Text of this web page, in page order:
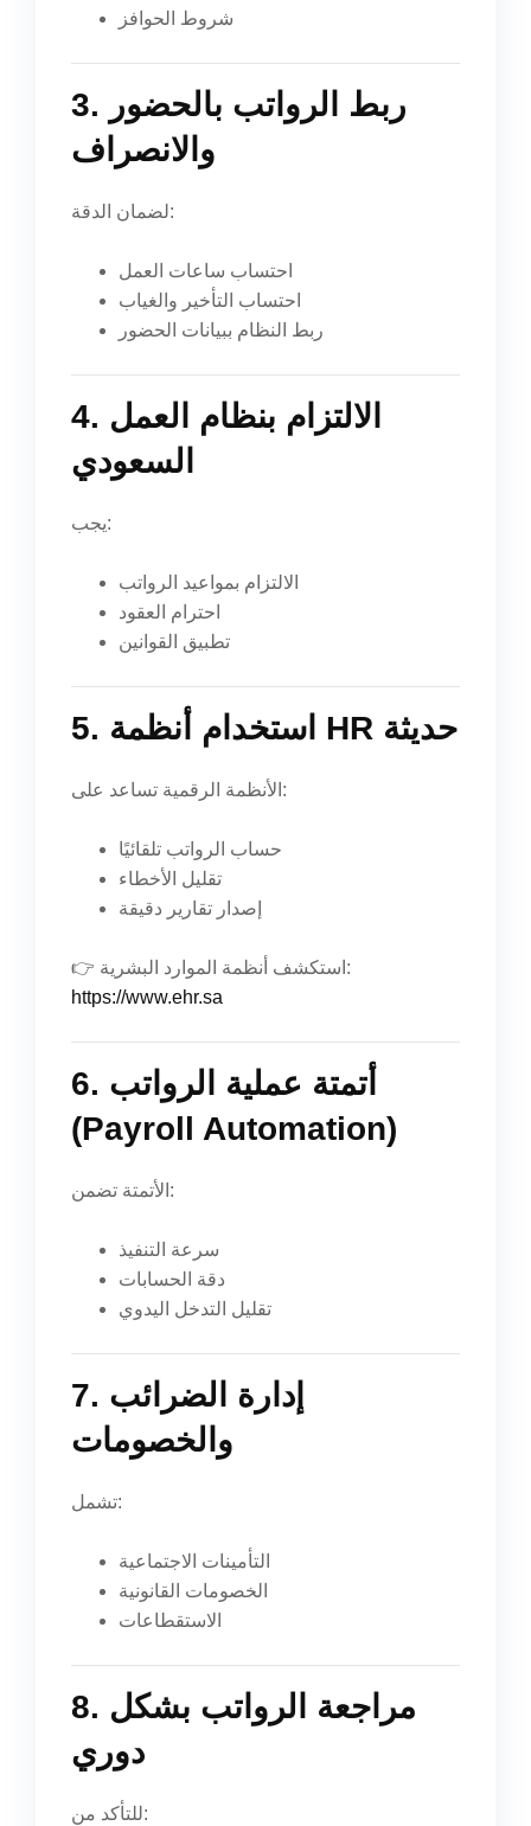
شروط الحوافز
3. ربط الرواتب بالحضور
والانصراف
لضمان الدقة:
احتساب ساعات العمل
احتساب التأخير والغياب
ربط النظام ببيانات الحضور
4. الالتزام بنظام العمل
السعودي
يجب:
الالتزام بمواعيد الرواتب
احترام العقود
تطبيق القوانين
5. استخدام أنظمة HR حديثة
الأنظمة الرقمية تساعد على:
حساب الرواتب تلقائيًا
تقليل الأخطاء
إصدار تقارير دقيقة
👉 استكشف أنظمة الموارد البشرية:
https://www.ehr.sa
6. أتمتة عملية الرواتب
(Payroll Automation)
الأتمتة تضمن:
سرعة التنفيذ
دقة الحسابات
تقليل التدخل اليدوي
7. إدارة الضرائب
والخصومات
تشمل:
التأمينات الاجتماعية
الخصومات القانونية
الاستقطاعات
8. مراجعة الرواتب بشكل
دوري
للتأكد من: